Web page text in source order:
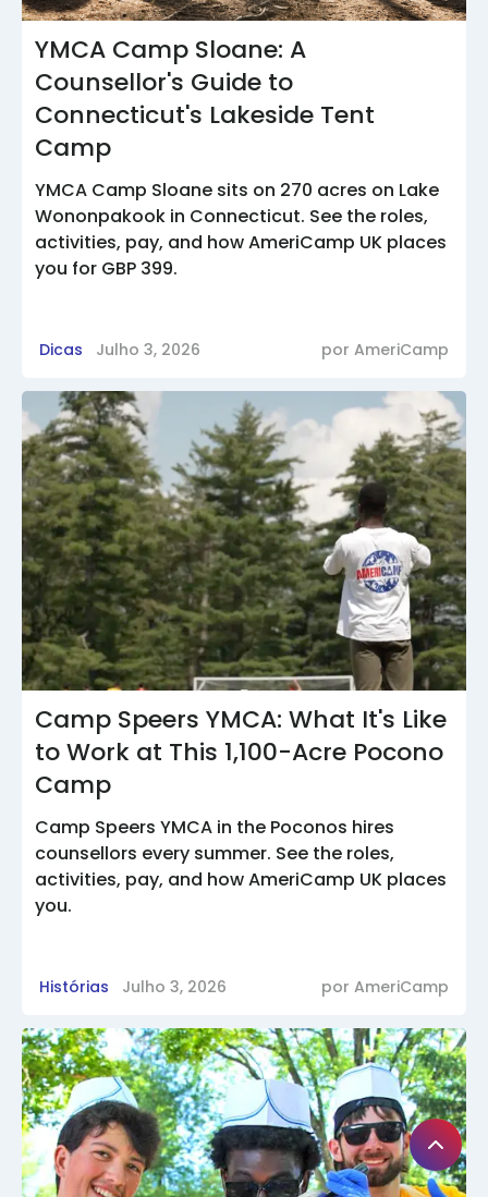
YMCA Camp Sloane: A
Counsellor's Guide to
Connecticut's Lakeside Tent
Camp
YMCA Camp Sloane sits on 270 acres on Lake
Wononpakook in Connecticut. See the roles,
activities, pay, and how AmeriCamp UK places
you for GBP 399.
Dicas Julho 3, 2026 por AmeriCamp
Camp Speers YMCA: What It's Like
to Work at This 1,100-Acre Pocono
Camp
Camp Speers YMCA in the Poconos hires
counsellors every summer. See the roles,
activities, pay, and how AmeriCamp UK places
you.
Histórias Julho 3, 2026 por AmeriCamp